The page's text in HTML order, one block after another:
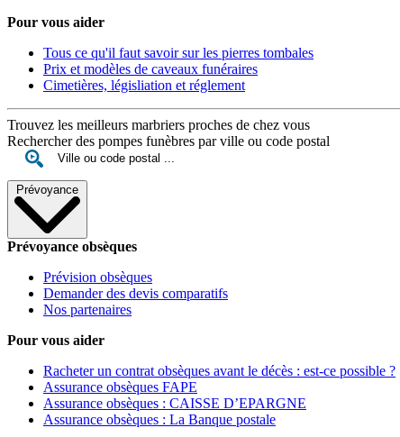
Pour vous aider
Tous ce qu'il faut savoir sur les pierres tombales
Prix et modèles de caveaux funéraires
Cimetières, législiation et réglement
Trouvez les meilleurs marbriers proches de chez vous
Rechercher des pompes funèbres par ville ou code postal
Prévoyance
Prévoyance obsèques
Prévision obsèques
Demander des devis comparatifs
Nos partenaires
Pour vous aider
Racheter un contrat obsèques avant le décès : est-ce possible ?
Assurance obsèques FAPE
Assurance obsèques : CAISSE D’EPARGNE
Assurance obsèques : La Banque postale